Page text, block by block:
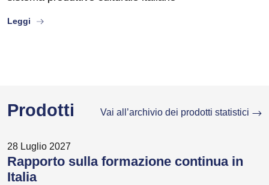
Leggi about
Prodotti Vai all’archivio dei prodotti statistici
28 Luglio 2027
Rapporto sulla formazione continua in
Italia